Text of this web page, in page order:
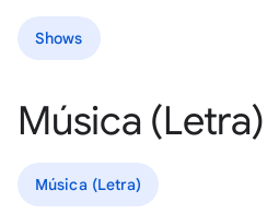
Shows
Música (Letra)
Música (Letra)